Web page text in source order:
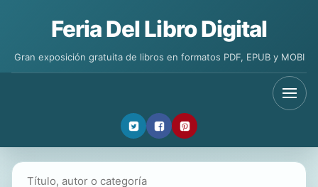
Feria Del Libro Digital
Gran exposición gratuita de libros en formatos PDF, EPUB y MOBI